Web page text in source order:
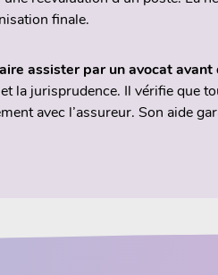
finale.
assister par un avocat avant
la jurisprudence. Il vérifie que
avec l’assureur. Son aide